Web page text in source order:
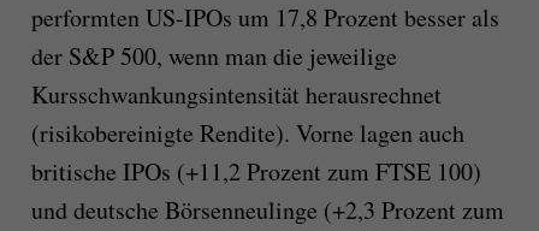
performten US-IPOs um 17,8 Prozent besser als
der S&P 500, wenn man die jeweilige
Kursschwankungsintensität herausrechnet
(risikobereinigte Rendite). Vorne lagen auch
britische IPOs (+11,2 Prozent zum FTSE 100)
und deutsche Börsenneulinge (+2,3 Prozent zum